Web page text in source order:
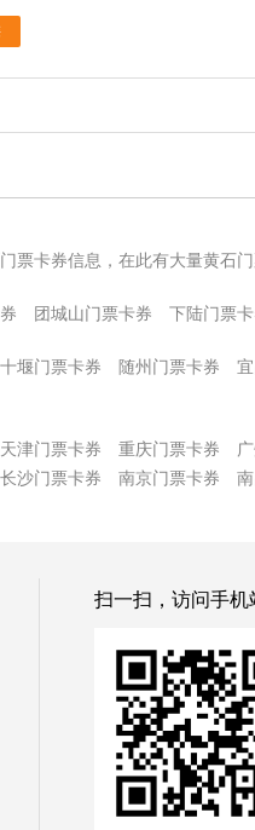
票卡券信息，在此有大量黄石
团城山门票卡券 下陆门票
十堰门票卡券 随州门票卡券
天津门票卡券 重庆门票卡券
长沙门票卡券 南京门票卡券
扫一扫，访问手机